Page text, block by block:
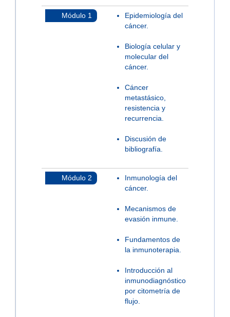
Módulo 1
Epidemiología del
cáncer.
Biología celular y
molecular del
cáncer.
Cáncer
metastásico,
resistencia y
recurrencia.
Discusión de
bibliografía.
Módulo 2
Inmunología del
cáncer.
Mecanismos de
evasión inmune.
Fundamentos de
la inmunoterapia.
Introducción al
inmunodiagnóstico
por citometría de
flujo.